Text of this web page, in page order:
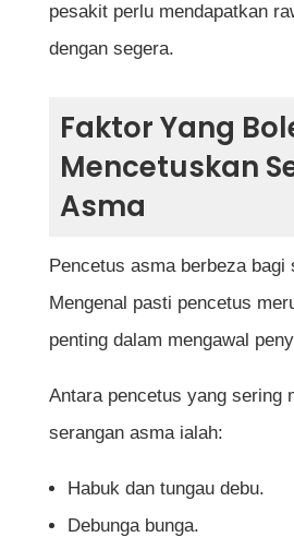
pesakit perlu mendapatkan
dengan segera.
Faktor Yang
Mencetuskan
Asma
Pencetus asma berbeza bagi
Mengenal pasti pencetus
penting dalam mengawal
Antara pencetus yang sering
serangan asma ialah:
Habuk dan tungau debu.
Debunga bunga.